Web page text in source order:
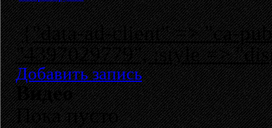
{"data-ad-client" => "ca-
"4397029779", :style =>
Добавить запись
Видео
Пока пусто